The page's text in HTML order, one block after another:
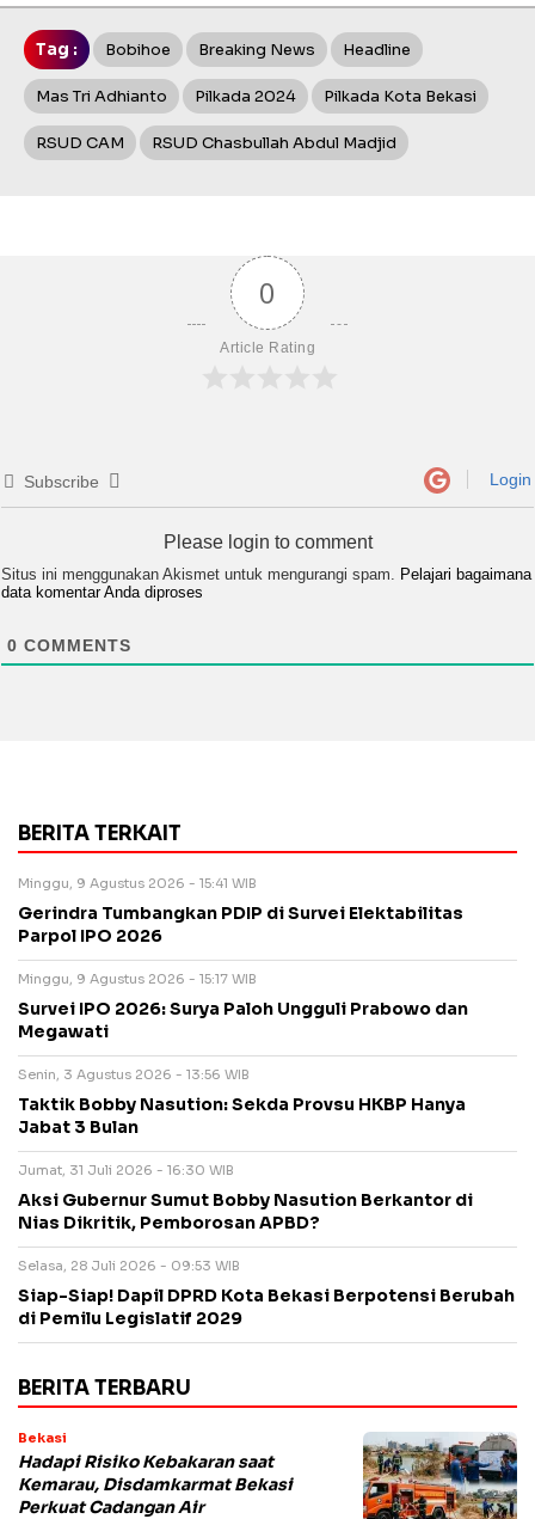
Tag : Bobihoe Breaking News Headline
Mas Tri Adhianto Pilkada 2024 Pilkada Kota Bekasi
RSUD CAM RSUD Chasbullah Abdul Madjid
0
Article Rating
Subscribe Login
Please login to comment
Situs ini menggunakan Akismet untuk mengurangi spam.
Pelajari bagaimana
data komentar Anda diproses
0 COMMENTS
BERITA TERKAIT
Minggu, 9 Agustus 2026 - 15:41 WIB
Gerindra Tumbangkan PDIP di Survei Elektabilitas
Parpol IPO 2026
Minggu, 9 Agustus 2026 - 15:17 WIB
Survei IPO 2026: Surya Paloh Ungguli Prabowo dan
Megawati
Senin, 3 Agustus 2026 - 13:56 WIB
Taktik Bobby Nasution: Sekda Provsu HKBP Hanya
Jabat 3 Bulan
Jumat, 31 Juli 2026 - 16:30 WIB
Aksi Gubernur Sumut Bobby Nasution Berkantor di
Nias Dikritik, Pemborosan APBD?
Selasa, 28 Juli 2026 - 09:53 WIB
Siap-Siap! Dapil DPRD Kota Bekasi Berpotensi Berubah
di Pemilu Legislatif 2029
BERITA TERBARU
Bekasi
Hadapi Risiko Kebakaran saat
Kemarau, Disdamkarmat Bekasi
Perkuat Cadangan Air